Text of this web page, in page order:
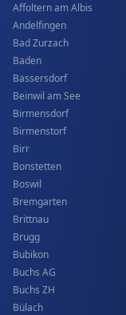
Affoltern am Albis
Andelfingen
Bad Zurzach
Baden
Bassersdorf
Beinwil am See
Birmensdorf
Birmenstorf
Birr
Bonstetten
Boswil
Bremgarten
Brittnau
Brugg
Bubikon
Buchs AG
Buchs ZH
Bülach